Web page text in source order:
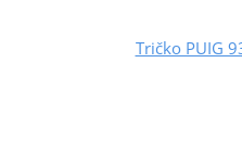
Tričko PUIG